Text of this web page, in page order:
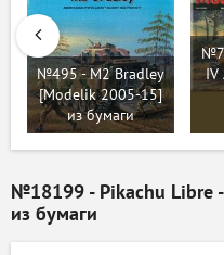
№495 - M2 Bradley
[Modelik 2005-15]
из бумаги
IV
№18199 - Pikachu Libre
из бумаги